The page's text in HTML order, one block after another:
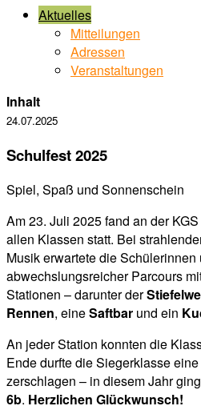
Aktuelles
Mitteilungen
Adressen
Veranstaltungen
Inhalt
24.07.2025
Schulfest 2025
Spiel, Spaß und Sonnenschein
Am 23. Juli 2025 fand an der
allen Klassen statt. Bei
Musik erwartete die
abwechslungsreicher Parcours
Stationen – darunter der
Rennen, eineSaftbar und ein
An jeder Station konnten die
Ende durfte die Siegerklasse
zerschlagen – in diesem Jahr
6b. Herzlichen Glückwunsch!